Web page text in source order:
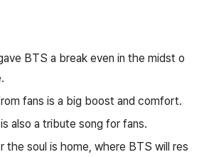
BTS a break even in the midst o
fans is a big boost and comfort.
also a tribute song for fans.
the soul is home, where BTS will res